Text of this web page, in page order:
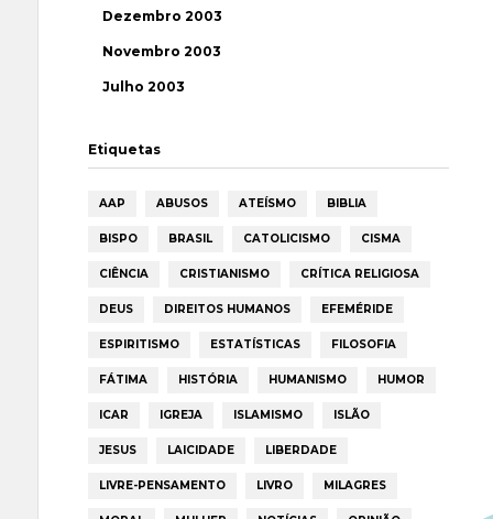
Dezembro 2003
Novembro 2003
Julho 2003
Etiquetas
AAP ABUSOS ATEÍSMO BIBLIA
BISPO BRASIL CATOLICISMO CISMA
CIÊNCIA CRISTIANISMO CRÍTICA RELIGIOSA
DEUS DIREITOS HUMANOS EFEMÉRIDE
ESPIRITISMO ESTATÍSTICAS FILOSOFIA
FÁTIMA HISTÓRIA HUMANISMO HUMOR
ICAR IGREJA ISLAMISMO ISLÃO
JESUS LAICIDADE LIBERDADE
LIVRE-PENSAMENTO LIVRO MILAGRES